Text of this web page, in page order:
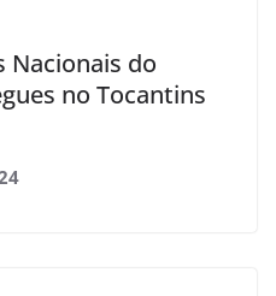
Nacionais do
no Tocantins